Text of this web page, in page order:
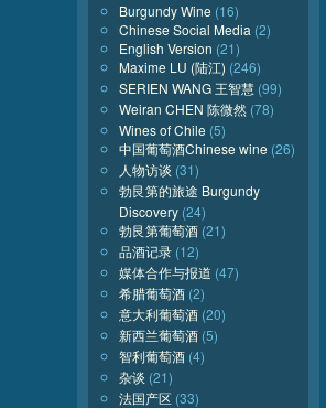
Burgundy Wine (16)
Chinese Social Media (2)
English Version (21)
Maxime LU (陆江) (246)
SERIEN WANG 王智慧 (99)
Weiran CHEN 陈微然 (78)
Wines of Chile (5)
中国葡萄酒Chinese wine (26)
人物访谈 (31)
勃艮第的旅途 Burgundy
Discovery (24)
勃艮第葡萄酒 (21)
品酒记录 (12)
媒体合作与报道 (47)
希腊葡萄酒 (2)
意大利葡萄酒 (20)
新西兰葡萄酒 (5)
智利葡萄酒 (4)
杂谈 (21)
法国产区 (33)